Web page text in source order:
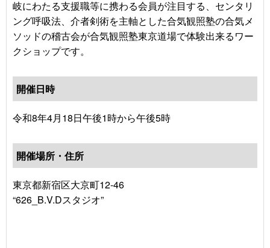
岐にわたる支援職等に携わる会員が注目する、センタリ
ング呼吸法、介者剣術を主軸とした合気観照塾の合気メ
ソッドの稽古会が合気観照塾東京道場で体験出来るワー
クショップです。
開催日時
令和8年4月18日午後1時から午後5時
開催場所・住所
東京都新宿区大京町12-46
“626_B.V.Dスタジオ”